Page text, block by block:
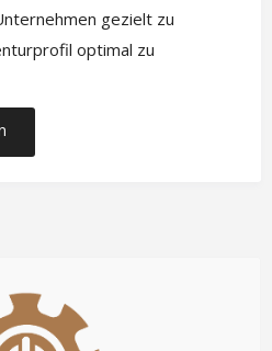
gezielt zu
optimal zu